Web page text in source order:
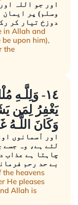
اور جو اللہ
وسلم) پر ایمان
دوزخ تیار کر
in Allah and
be upon him),
the
١٤-
يَغْفِرُ لِمَن
وَكَانَ اللَّـهُ
اور آسمانوں
لئے ہے، وہ جسے
چاہتا ہے عذاب
بے حد رحم
heavens
He pleases
Allah is